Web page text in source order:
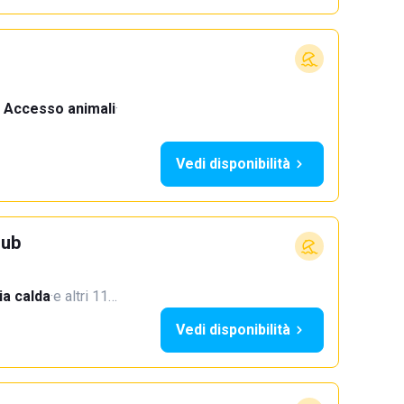
Accesso animali·
Vedi disponibilità
calda·e altri 11…
Vedi disponibilità